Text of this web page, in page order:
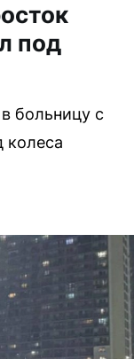
под
больницу с
колеса